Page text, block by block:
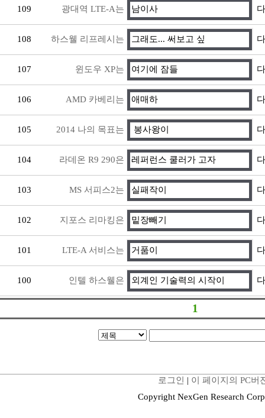
109 광대역 LTE-A는 남이사
108 하스웰 리프레시는 그래도... 써보고 싶
107 윈도우 XP는 여기에 잠들
106 AMD 카베리는 애매하
105 2014 나의 목표는 봉사왕이
104 라데온 R9 290은 레퍼런스 쿨러가 고자
103 MS 서피스2는 실패작이
102 지포스 리마킹은 밑장빼기
101 LTE-A 서비스는 거품이
100 인텔 하스웰은 외계인 기술력의 시작이
1
로그인 | 이 페이지의 PC버
Copyright NexGen Research